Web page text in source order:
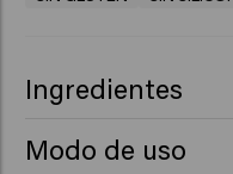
Ingredientes
Cocamidopropyl
Modo de uso